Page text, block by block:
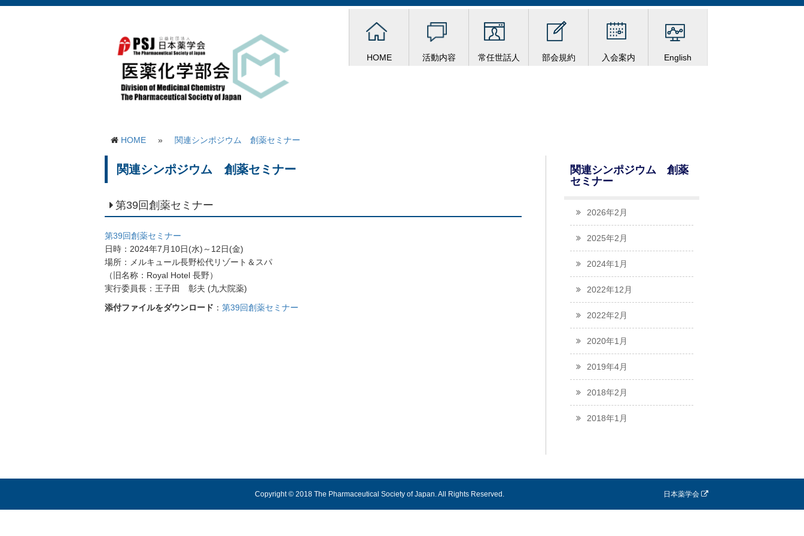
HOME 活動内容 常任世話人 部会規約 入会案内 English
HOME » 関連シンポジウム 創薬セミナー
関連シンポジウム 創薬
セミナー
2026年2月
2025年2月
2024年1月
2022年12月
2022年2月
2020年1月
2019年4月
2018年2月
2018年1月
関連シンポジウム 創薬セミナー
第39回創薬セミナー
第39回創薬セミナー
日時：2024年7月10日(水)～12日(金)
場所：メルキュール長野松代リゾート＆スパ
（旧名称：Royal Hotel 長野）
実行委員長：王子田 彰夫 (九大院薬)
添付ファイルをダウンロード ： 第39回創薬セミナー
Copyright © 2018 The Pharmaceutical Society of Japan. All Rights Reserved. 日本薬学会